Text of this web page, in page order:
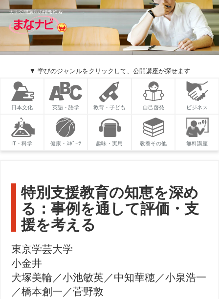
大学公開講座の情報検索
▼ 学びのジャンルをクリックして、公開講座が探せます
日本文化 英語・語学 教育・子ども 自己啓発 ビジネス
IT・科学 健康・ｽﾎﾟｰﾂ 趣味・実用 教養その他 無料講座
特別支援教育の知恵を深め
る：事例を通して評価・支
援を考える
東京学芸大学
小金井
犬塚美輪／小池敏英／中知華穂／小泉浩一
／橋本創一／菅野敦